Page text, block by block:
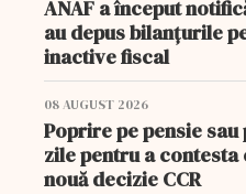
ANAF a început
au depus bilanțurile
inactive fiscal
08 AUGUST 2026
Poprire pe pensie sau
zile pentru a
nouă decizie CCR